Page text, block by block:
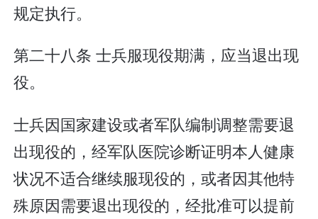
规定执行。
第二十八条 士兵服现役期满，应当退出现
役。
士兵因国家建设或者军队编制调整需要退
出现役的，经军队医院诊断证明本人健康
状况不适合继续服现役的，或者因其他特
殊原因需要退出现役的，经批准可以提前